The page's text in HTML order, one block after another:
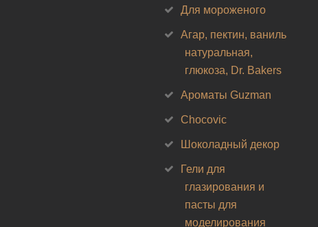
Для мороженого
Агар, пектин, ваниль
натуральная,
глюкоза, Dr. Bakers
Ароматы Guzman
Chocovic
Шоколадный декор
Гели для
глазирования и
пасты для
моделирования